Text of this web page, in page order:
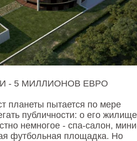
- 5 МИЛЛИОНОВ ЕВРО
планеты пытается по мере
публичности: о его жилище
немногое - спа-салон,
футбольная площадка. Но